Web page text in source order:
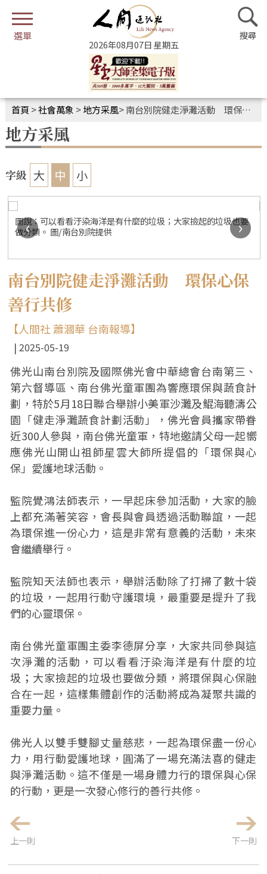
2026年08月07日 星期五
首頁 >社會萬象 >地方采風>南台別院健走淨灘活動 環保心保善行共修
地方采風
字級 大 中 小
圖說：可以看看汙染海洋是有什麼的垃圾；大家撿起的垃圾也要
做分類。 圖/南台別院提供
‹ ›
南台別院健走淨灘活動 環保心保
善行共修
【人間社 蕭漍華 台南報導】
2025-05-19
佛光山南台別院及國際佛光會中華總會台南第三、
第六督導區、南台佛光童軍團為響應環保與蔬食計
劃，特於5月18日聯合舉辦小美軍沙灘及鯤海聽濤公
園「健走淨灘蔬食計劃活動」，佛光會員攜家帶眷
近300人參與，南台佛光童軍，特地邀請父母一起嚮
應佛光山開山祖師星雲大師所提倡的「環保與心
保」愛護地球活動。
監院覺鴻法師表示，一早起床參加活動，大家的臉
上都充滿著笑容，會長與會員透過活動聯誼，一起
為環保進一份心力，這是非常有意義的活動，未來
會繼續舉行。
監院知天法師也表示，舉辦活動除了打掃了數十袋
的垃圾，一起用行動守護環境，最重要是提升了我
們的心靈環保。
南台佛光童軍團主委李德屏分享，大家共同參與這
次淨灘的活動，可以看看汙染海洋是有什麼的垃
圾；大家撿起的垃圾也要做分類，將環保與心保融
合在一起，這樣集體創作的活動將成為凝聚共識的
重要力量。
佛光人以雙手雙腳丈量慈悲，一起為環保盡一份心
力，用行動愛護地球，圓滿了一場充滿法喜的健走
與淨灘活動。這不僅是一場身體力行的環保與心保
的行動，更是一次發心修行的善行共修。
上一則 下一則